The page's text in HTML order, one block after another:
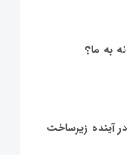
به ما؟
زیر پوست دنیای داده؛ نقش سرور HP در آینده زیرساخت